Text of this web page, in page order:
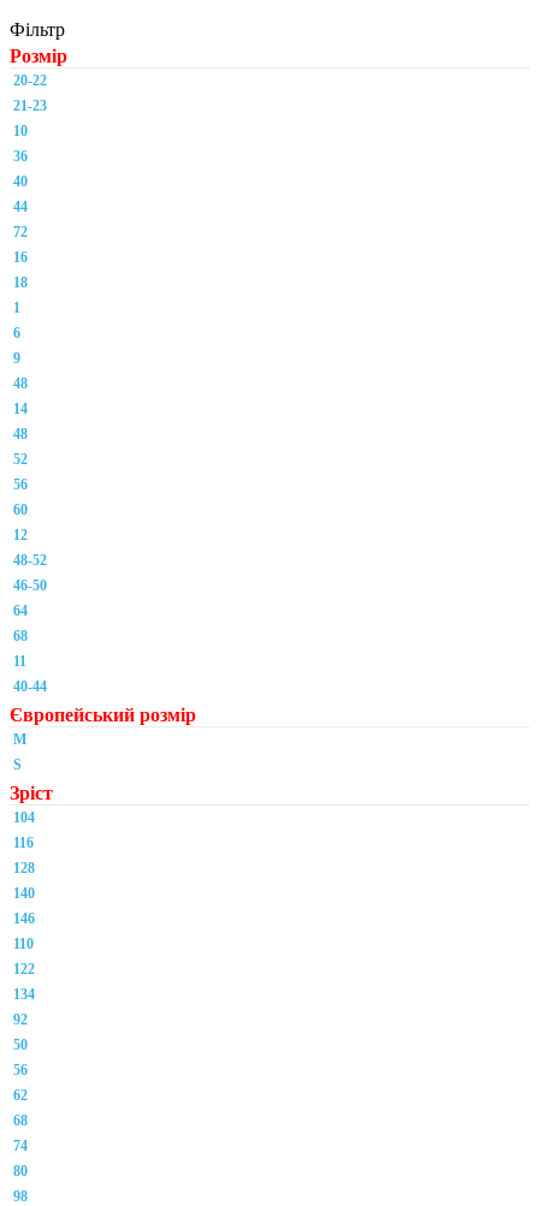
Фільтр
Розмір
20-22
21-23
10
36
40
44
72
16
18
1
6
9
48
14
48
52
56
60
12
48-52
46-50
64
68
11
40-44
Європейський розмір
M
S
Зріст
104
116
128
140
146
110
122
134
92
50
56
62
68
74
80
98